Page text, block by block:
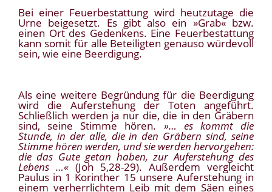
Bei einer Feuerbestattung wird heutzutage die
Urne beigesetzt. Es gibt also ein »Grab« bzw.
einen Ort des Gedenkens. Eine Feuerbestattung
kann somit für alle Beteiligten genauso würdevoll
sein, wie eine Beerdigung.
Als eine weitere Begründung für die Beerdigung
wird die Auferstehung der Toten angeführt.
Schließlich werden ja nur die, die in den Gräbern
sind, seine Stimme hören. »… es kommt die
Stunde, in der alle, die in den Gräbern sind, seine
Stimme hören werden, und sie werden hervorgehen:
die das Gute getan haben, zur Auferstehung des
Lebens …« (Joh 5,28-29). Außerdem vergleicht
Paulus in 1 Korinther 15 unsere Auferstehung in
einem verherrlichtem Leib mit dem Säen eines